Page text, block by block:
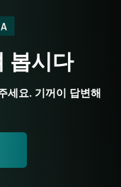
봅시다
세요. 기꺼이 답변해